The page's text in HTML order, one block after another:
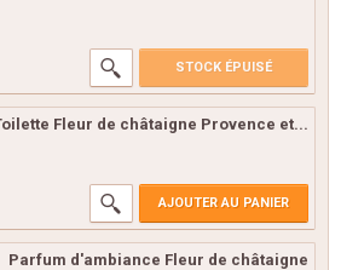
STOCK ÉPUISÉ
Fleur de châtaigne Provence et...
AJOUTER AU PANIER
Parfum d'ambiance Fleur de châtaigne